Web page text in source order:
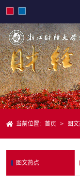
当前位置: 首页 > 图
图文热点